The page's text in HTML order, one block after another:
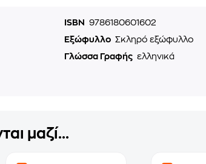
ISBN
9786180601602
Εξώφυλλο Σκληρό εξώφυλλο
Γλώσσα Γραφής ελληνικά
μαζί...